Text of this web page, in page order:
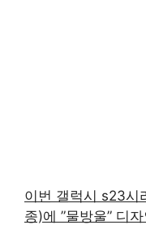
이번 갤럭시 s23시
종)에 ”물방울” 디